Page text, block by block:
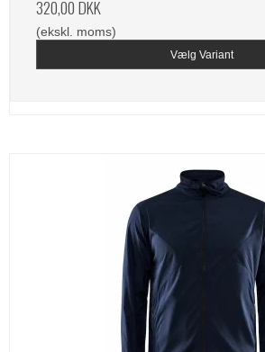
320,00 DKK
(ekskl. moms)
Vælg Variant